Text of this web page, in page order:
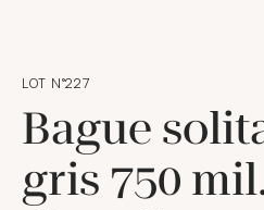
LOT N°227
Bague
gris 750